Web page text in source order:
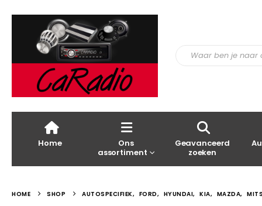
Home
Ons
assortiment
Geavanceerd
zoeken
HOME SHOP AUTOSPECIFIEK, FORD, HYUNDAI, KIA, MAZDA,